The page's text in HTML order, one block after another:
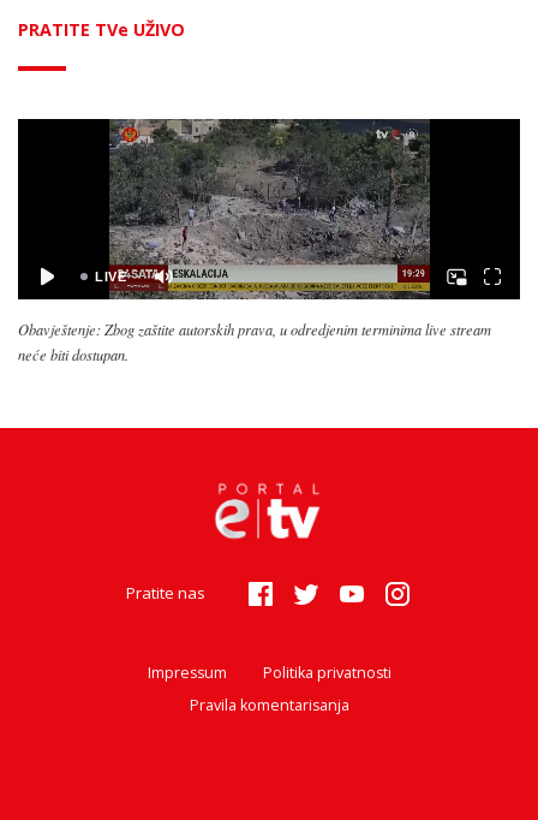
PRATITE TVe UŽIVO
Obavještenje: Zbog zaštite autorskih prava, u odredjenim terminima live stream
neće biti dostupan.
Pratite nas
Impressum
Politika privatnosti
Pravila komentarisanja